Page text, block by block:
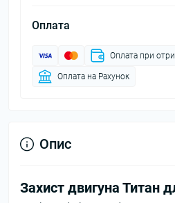
Оплата
Оплата при
Оплата на Рахунок
Опис
Захист двигуна Титан